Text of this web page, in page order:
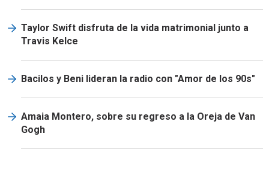
Taylor Swift disfruta de la vida matrimonial junto a
Travis Kelce
Bacilos y Beni lideran la radio con "Amor de los 90s"
Amaia Montero, sobre su regreso a la Oreja de Van
Gogh